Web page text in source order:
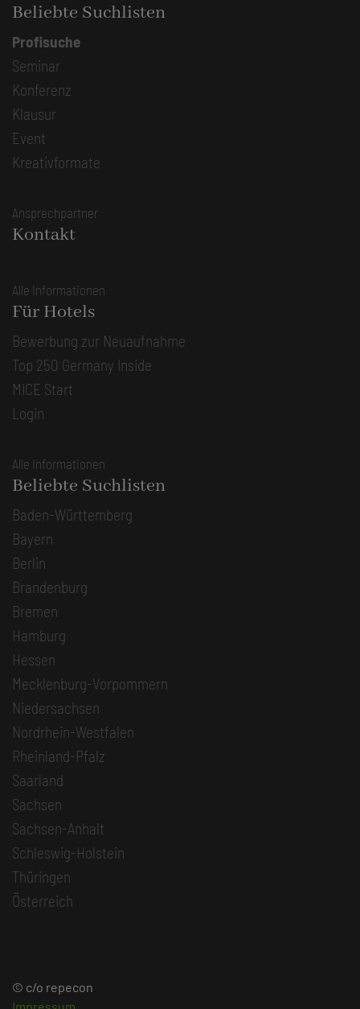
Beliebte Suchlisten
Profisuche
Seminar
Konferenz
Klausur
Event
Kreativformate
Ansprechpartner
Kontakt
Alle Informationen
Für Hotels
Bewerbung zur Neuaufnahme
Top 250 Germany Inside
MICE Start
Login
Alle Informationen
Beliebte Suchlisten
Baden-Württemberg
Bayern
Berlin
Brandenburg
Bremen
Hamburg
Hessen
Mecklenburg-Vorpommern
Niedersachsen
Nordrhein-Westfalen
Rheinland-Pfalz
Saarland
Sachsen
Sachsen-Anhalt
Schleswig-Holstein
Thüringen
Österreich
© c/o repecon